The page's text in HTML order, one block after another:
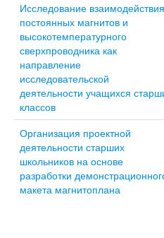
Исследование взаимодействия
постоянных магнитов и
высокотемпературного
сверхпроводника как
направление
исследовательской
деятельности учащихся
классов
Организация проектной
деятельности старших
школьников на основе
разработки
макета магнитоплана